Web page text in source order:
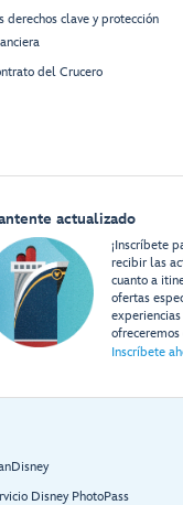
derechos clave y protección
del Crucero
actualizado
¡Inscríbete
recibir las
cuanto a
ofertas
ofreceremos
Inscríbete
Disney PhotoPass